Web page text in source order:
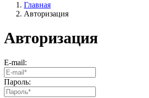
Главная
Авторизация
Авторизация
E-mail:
Пароль: